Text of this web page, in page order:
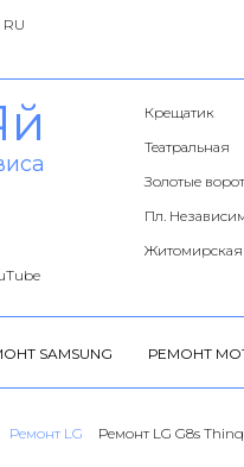
Крещатик
Театральная
Золотые
Пл.
Житомирская
SAMSUNG РЕМОНТ
Ремонт LG Ремонт LG G8s